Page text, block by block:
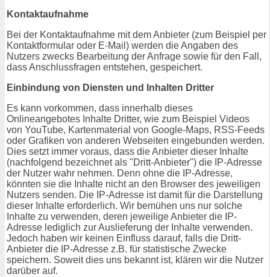
Kontaktaufnahme
Bei der Kontaktaufnahme mit dem Anbieter (zum Beispiel per
Kontaktformular oder E-Mail) werden die Angaben des
Nutzers zwecks Bearbeitung der Anfrage sowie für den Fall,
dass Anschlussfragen entstehen, gespeichert.
Einbindung von Diensten und Inhalten Dritter
Es kann vorkommen, dass innerhalb dieses
Onlineangebotes Inhalte Dritter, wie zum Beispiel Videos
von YouTube, Kartenmaterial von Google-Maps, RSS-Feeds
oder Grafiken von anderen Webseiten eingebunden werden.
Dies setzt immer voraus, dass die Anbieter dieser Inhalte
(nachfolgend bezeichnet als "Dritt-Anbieter") die IP-Adresse
der Nutzer wahr nehmen. Denn ohne die IP-Adresse,
könnten sie die Inhalte nicht an den Browser des jeweiligen
Nutzers senden. Die IP-Adresse ist damit für die Darstellung
dieser Inhalte erforderlich. Wir bemühen uns nur solche
Inhalte zu verwenden, deren jeweilige Anbieter die IP-
Adresse lediglich zur Auslieferung der Inhalte verwenden.
Jedoch haben wir keinen Einfluss darauf, falls die Dritt-
Anbieter die IP-Adresse z.B. für statistische Zwecke
speichern. Soweit dies uns bekannt ist, klären wir die Nutzer
darüber auf.